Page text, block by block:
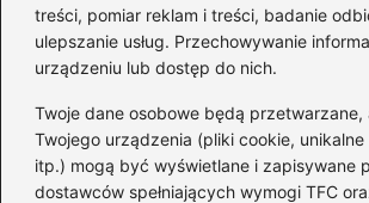
treści, pomiar reklam i treści, badanie
ulepszanie usług. Przechowywanie
urządzeniu lub dostęp do nich.
Twoje dane osobowe będą przetwarzane,
Twojego urządzenia (pliki cookie,
itp.) mogą być wyświetlane i zapisywane
dostawców spełniających wymogi TFC
Pokój w relacjach
Słowo boże w chaotycznym
Wewnętrzny spokój i wiara